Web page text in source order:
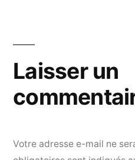
Laisser un
Votre adresse e-mail ne